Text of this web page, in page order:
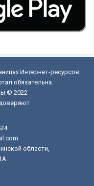
Интернет-ресурсов
обязательна.
© 2022
области,